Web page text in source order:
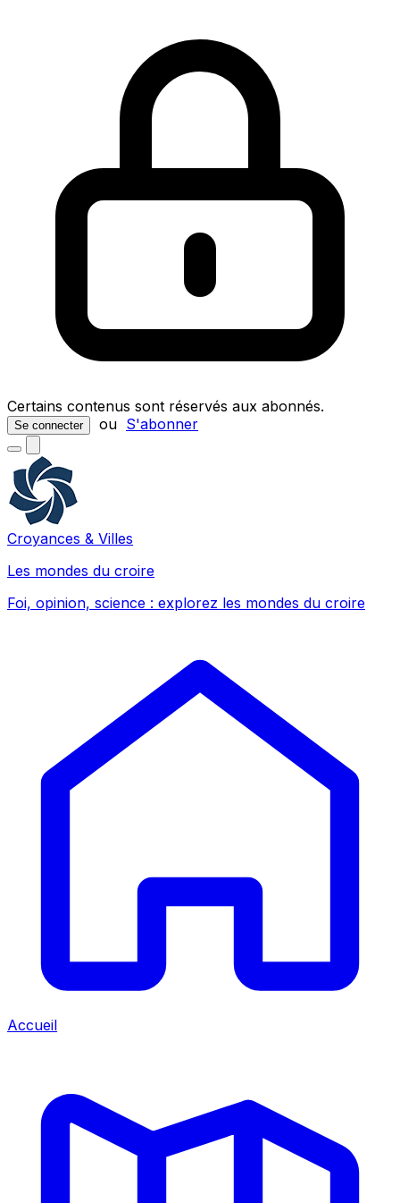
Certains contenus sont réservés aux abonnés.
Se connecter ou S'abonner
Croyances & Villes
Les mondes du croire
Foi, opinion, science : explorez les mondes du croire
Accueil